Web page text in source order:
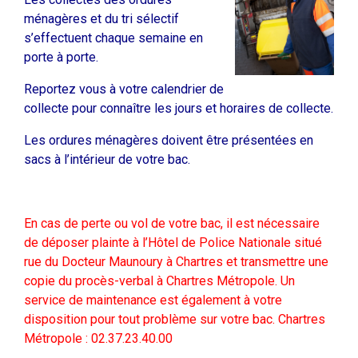
ménagères et du tri sélectif
s’effectuent chaque semaine en
porte à porte.
Reportez vous à votre calendrier de
collecte pour connaître les jours et horaires de collecte.
Les ordures ménagères doivent être présentées en
sacs à l’intérieur de votre bac.
En cas de perte ou vol de votre bac, il est nécessaire
de déposer plainte à l’Hôtel de Police Nationale situé
rue du Docteur Maunoury à Chartres et transmettre une
copie du procès-verbal à Chartres Métropole. Un
service de maintenance est également à votre
disposition pour tout problème sur votre bac. Chartres
Métropole : 02.37.23.40.00